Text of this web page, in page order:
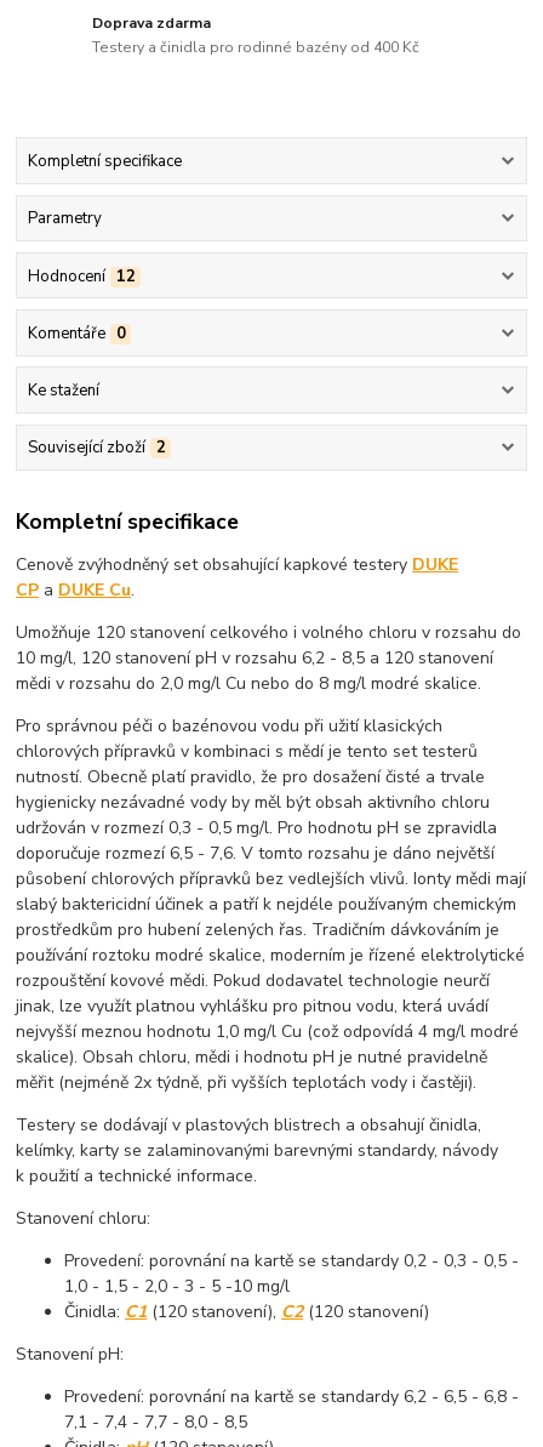
Doprava zdarma
Testery a činidla pro rodinné bazény od 400 Kč
Kompletní specifikace
Parametry
Hodnocení 12
Komentáře 0
Ke stažení
Související zboží 2
Kompletní specifikace
Cenově zvýhodněný set obsahující kapkové testery DUKE
CP a DUKE Cu.
Umožňuje 120 stanovení celkového i volného chloru v rozsahu do
10 mg/l, 120 stanovení pH v rozsahu 6,2 - 8,5 a 120 stanovení
mědi v rozsahu do 2,0 mg/l Cu nebo do 8 mg/l modré skalice.
Pro správnou péči o bazénovou vodu při užití klasických
chlorových přípravků v kombinaci s mědí je tento set testerů
nutností. Obecně platí pravidlo, že pro dosažení čisté a trvale
hygienicky nezávadné vody by měl být obsah aktivního chloru
udržován v rozmezí 0,3 - 0,5 mg/l. Pro hodnotu pH se zpravidla
doporučuje rozmezí 6,5 - 7,6. V tomto rozsahu je dáno největší
působení chlorových přípravků bez vedlejších vlivů. Ionty mědi mají
slabý baktericidní účinek a patří k nejdéle používaným chemickým
prostředkům pro hubení zelených řas. Tradičním dávkováním je
používání roztoku modré skalice, moderním je řízené elektrolytické
rozpouštění kovové mědi. Pokud dodavatel technologie neurčí
jinak, lze využít platnou vyhlášku pro pitnou vodu, která uvádí
nejvyšší meznou hodnotu 1,0 mg/l Cu (což odpovídá 4 mg/l modré
skalice). Obsah chloru, mědi i hodnotu pH je nutné pravidelně
měřit (nejméně 2x týdně, při vyšších teplotách vody i častěji).
Testery se dodávají v plastových blistrech a obsahují činidla,
kelímky, karty se zalaminovanými barevnými standardy, návody
k použití a technické informace.
Stanovení chloru:
Provedení: porovnání na kartě se standardy 0,2 - 0,3 - 0,5 -
1,0 - 1,5 - 2,0 - 3 - 5 -10 mg/l
Činidla: C1 (120 stanovení), C2(120 stanovení)
Stanovení pH:
Provedení: porovnání na kartě se standardy 6,2 - 6,5 - 6,8 -
7,1 - 7,4 - 7,7 - 8,0 - 8,5